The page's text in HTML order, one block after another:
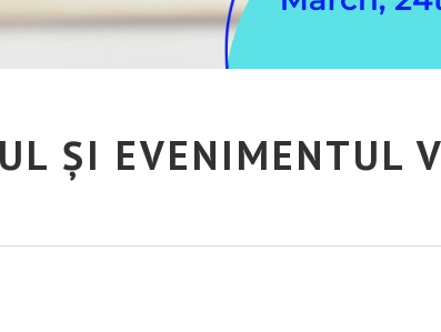
ȘI EVENIMENTUL